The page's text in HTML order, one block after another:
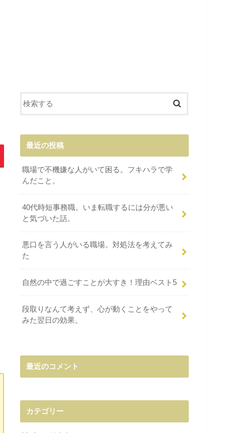
最近の投稿
職場で不機嫌な人がいて困る。フキハラで学
んだこと。
40代時短事務職。いま転職するには分が悪い
と気づいた話。
悪口を言う人がいる職場。対処法を考えてみ
た
自然の中で過ごすことが大すき！理由ベスト5
段取りなんて考えず、心が動くことをやって
みた翌日の効果。
最近のコメント
カテゴリー